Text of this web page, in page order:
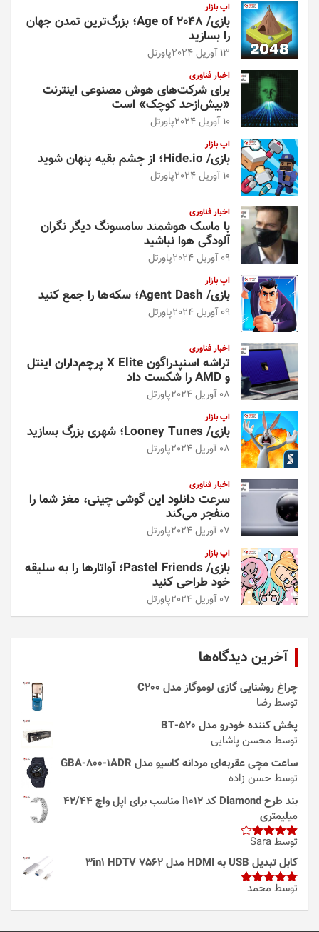
اپ بازار
بازی/ Age of 2048؛ بزرگ‌ترین تمدن جهان
را بسازید
13 آوریل 2024 پاورتل
اخبار فناوری
برای شرکت‌های هوش مصنوعی اینترنت
«بیش‌از‌حد کوچک» است
10 آوریل 2024 پاورتل
اپ بازار
بازی/ Hide.io؛ از چشم بقیه پنهان شوید
10 آوریل 2024 پاورتل
اخبار فناوری
با ماسک هوشمند سامسونگ دیگر نگران
آلودگی هوا نباشید
09 آوریل 2024 پاورتل
اپ بازار
بازی/ Agent Dash؛ سکه‌ها را جمع کنید
09 آوریل 2024 پاورتل
اخبار فناوری
تراشه اسنپدراگون X Elite پرچم‌داران اینتل
و AMD را شکست داد
08 آوریل 2024 پاورتل
اپ بازار
بازی/ Looney Tunes؛ شهری بزرگ بسازید
08 آوریل 2024 پاورتل
اخبار فناوری
سرعت دانلود این گوشی چینی، مغز شما را
منفجر می‌کند
07 آوریل 2024 پاورتل
اپ بازار
بازی/ Pastel Friends؛ آواتارها را به سلیقه
خود طراحی کنید
07 آوریل 2024 پاورتل
آخرین دیدگاه‌ها
چراغ روشنایی گازی لوموگاز مدل C200
توسط رضا
پخش کننده خودرو مدل 520-BT
توسط محسن پاشایی
ساعت مچی عقربه‌ای مردانه کاسیو مدل GBA-800-1ADR
توسط حسن زاده
بند طرح Diamond کد i1012 مناسب برای اپل واچ 42/44
میلیمتری
امتیاز4
از 5
توسط Sara
کابل تبدیل USB به HDMI مدل 3in1 HDTV 7562
امتیاز5از
توسط محمد